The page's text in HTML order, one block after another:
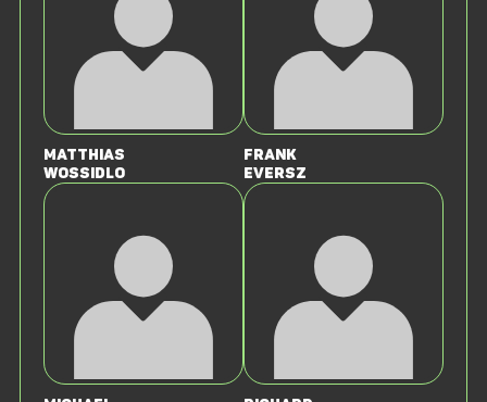
Matthias
Wossidlo
Frank
Eversz